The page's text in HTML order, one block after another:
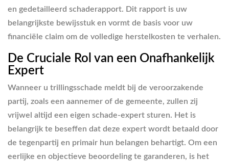
en gedetailleerd schaderapport. Dit rapport is uw
belangrijkste bewijsstuk en vormt de basis voor uw
financiële claim om de volledige herstelkosten te verhalen.
De Cruciale Rol van een Onafhankelijk
Expert
Wanneer u trillingsschade meldt bij de veroorzakende
partij, zoals een aannemer of de gemeente, zullen zij
vrijwel altijd een eigen schade-expert sturen. Het is
belangrijk te beseffen dat deze expert wordt betaald door
de tegenpartij en primair hun belangen behartigt. Om een
eerlijke en objectieve beoordeling te garanderen, is het